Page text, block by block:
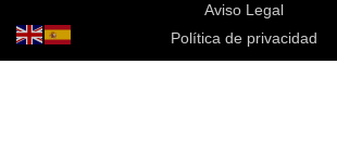
Aviso Legal
Política de privacidad
Política de cookies